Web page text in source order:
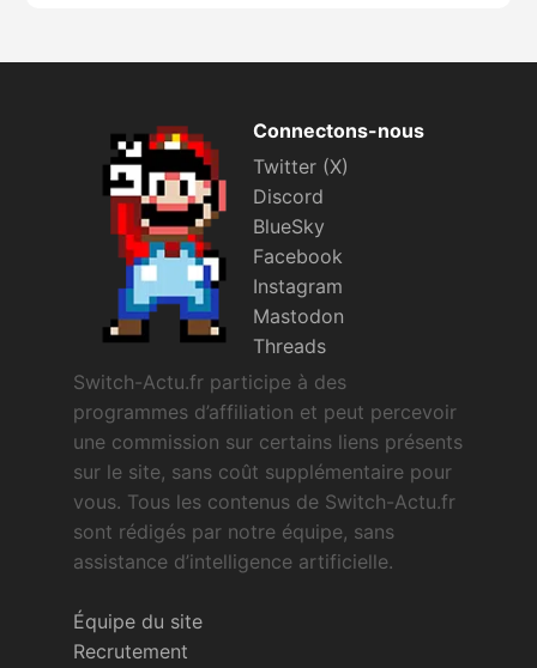
Connectons-nous
Twitter (X)
Discord
BlueSky
Facebook
Instagram
Mastodon
Threads
Switch-Actu.fr participe à des
programmes d’affiliation et peut percevoir
une commission sur certains liens présents
sur le site, sans coût supplémentaire pour
vous. Tous les contenus de Switch-Actu.fr
sont rédigés par notre équipe, sans
assistance d’intelligence artificielle.
Équipe du site
Recrutement